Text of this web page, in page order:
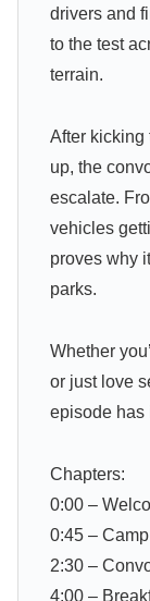
drivers and
to the test
terrain.
After kicking
up, the
escalate.
vehicles
proves why
parks.
Whether
or just love
episode has
Chapters:
0:00 –
0:45 –
2:30 –
4:00 –